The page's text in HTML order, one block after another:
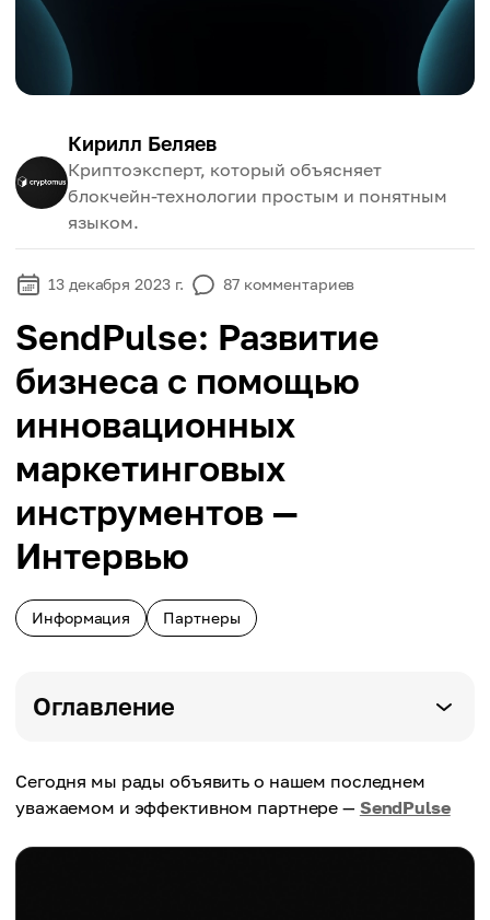
Кирилл Беляев
Криптоэксперт, который объясняет
блокчейн-технологии простым и понятным
языком.
13 декабря 2023 г. 87 комментариев
SendPulse: Развитие
бизнеса с помощью
инновационных
маркетинговых
инструментов —
Интервью
Информация Партнеры
Оглавление
Сегодня мы рады объявить о нашем последнем
уважаемом и эффективном партнере — SendPulse